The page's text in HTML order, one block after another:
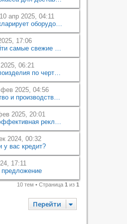
10 апр 2025, 04:11
по ТР ТС 016 2011?
17:06
новости Форекс онлайн?
06:21
по чертежам: где заказать?
2025, 04:56
химия
2025, 20:01
реклама для автосервиса?
2024, 00:32
у вас кредит?
17:11
предложение
10 тем • Страница 1 из 1
Перейти